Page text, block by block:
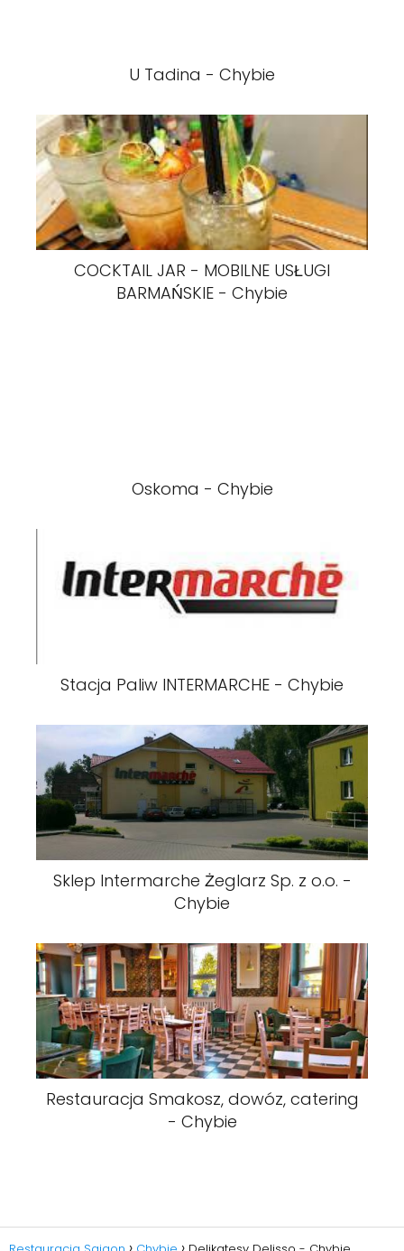
U Tadina - Chybie
COCKTAIL JAR - MOBILNE USŁUGI
BARMAŃSKIE - Chybie
Oskoma - Chybie
Stacja Paliw INTERMARCHE - Chybie
Sklep Intermarche Żeglarz Sp. z o.o. -
Chybie
Restauracja Smakosz, dowóz, catering
- Chybie